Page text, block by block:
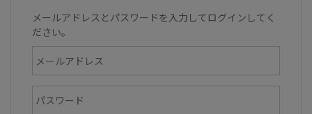
メールアドレスとパスワードを入力してログインしてく
ださい。